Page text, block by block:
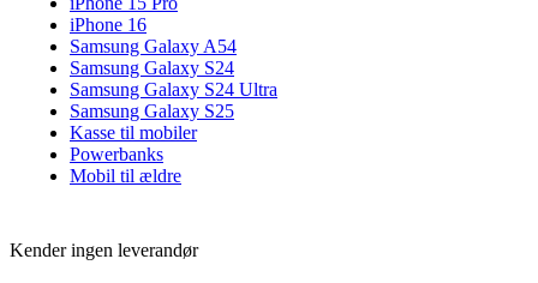
iPhone 16
Samsung Galaxy A54
Samsung Galaxy S24
Samsung Galaxy S24 Ultra
Samsung Galaxy S25
Kasse til mobiler
Powerbanks
Mobil til ældre
Kender ingen leverandør